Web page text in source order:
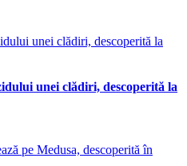
unei clădiri, descoperită la